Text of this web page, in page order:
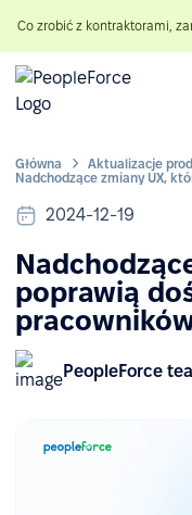
Co zrobić z kontraktorami,
Główna
Aktualizacje
2024-12-19
poprawią
PeopleForce